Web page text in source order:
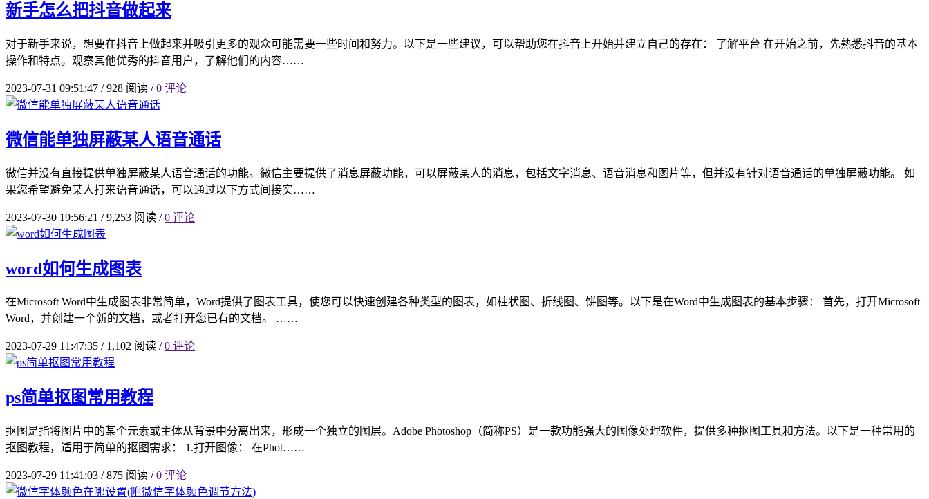
新手怎么把抖音做起来
对于新手来说，想要在抖音上做起来并吸引更多的观众可能需要一些时间和努力。以下是一些建议，可以帮助您在抖音上开始并建立自己的存在： 了解平台 在开始之前，先熟悉抖音的基本
操作和特点。观察其他优秀的抖音用户，了解他们的内容……
2023-07-31 09:51:47 /928 阅读 / 0 评论
微信能单独屏蔽某人语音通话
微信并没有直接提供单独屏蔽某人语音通话的功能。微信主要提供了消息屏蔽功能，可以屏蔽某人的消息，包括文字消息、语音消息和图片等，但并没有针对语音通话的单独屏蔽功能。 如
果您希望避免某人打来语音通话，可以通过以下方式间接实……
2023-07-30 19:56:21 /9,253 阅读 / 0 评论
word如何生成图表
在Microsoft Word中生成图表非常简单，Word提供了图表工具，使您可以快速创建各种类型的图表，如柱状图、折线图、饼图等。以下是在Word中生成图表的基本步骤： 首先，打开Microsoft
Word，并创建一个新的文档，或者打开您已有的文档。 ……
2023-07-29 11:47:35 /1,102 阅读 / 0 评论
ps简单抠图常用教程
抠图是指将图片中的某个元素或主体从背景中分离出来，形成一个独立的图层。Adobe Photoshop（简称PS）是一款功能强大的图像处理软件，提供多种抠图工具和方法。以下是一种常用的
抠图教程，适用于简单的抠图需求： 1.打开图像： 在Phot……
2023-07-29 11:41:03 /875 阅读 / 0 评论